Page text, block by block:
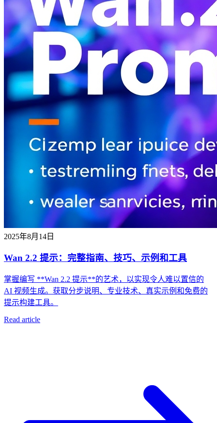
2025年8月14日
Wan 2.2 提示：完整指南、技巧、示例和工具
掌握编写 **Wan 2.2 提示**的艺术，以实现令人难以置信的
AI 视频生成。获取分步说明、专业技术、真实示例和免费的
提示构建工具。
Read article